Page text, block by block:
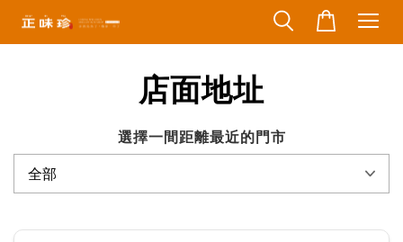
店面地址
選擇一間距離最近的門市